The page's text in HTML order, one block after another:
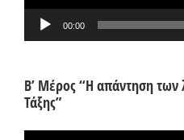
00:00
Β’ Μέρος “Η απάντηση των
Τάξης”